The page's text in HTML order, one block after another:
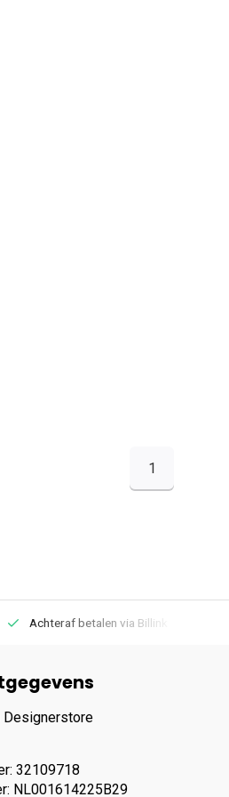
1
betalen via Billink
Designerstore
32109718
NL001614225B29